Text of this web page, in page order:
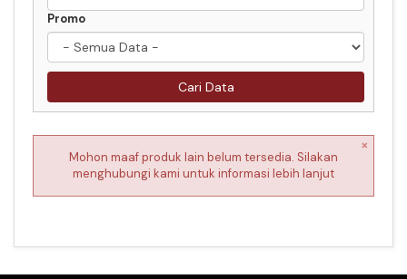
Promo
Cari Data
Mohon maaf produk lain belum tersedia. Silakan
menghubungi kami untuk informasi lebih lanjut
×